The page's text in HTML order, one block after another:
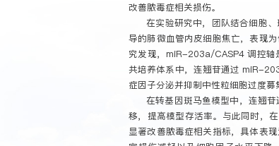
改善脓毒症相关损伤。
在实验研究中，团队结合细胞
导的肺微血管内皮细胞焦亡，表现
究发现，miR-203a/CASP4 调控轴
共培养体系中，连翘苷通过 miR-
症因子分泌并抑制中性粒细胞过度募
在转基因斑马鱼模型中，连翘
移，提高模型存活率。与此同时，
显著改善脓毒症相关指标，具体表